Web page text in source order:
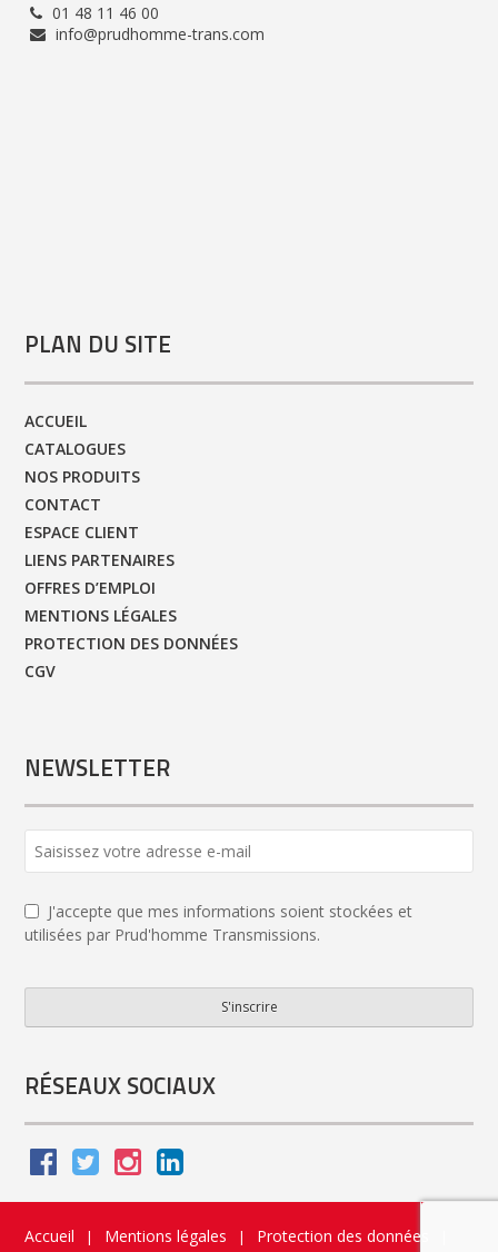
01 48 11 46 00
info@prudhomme-trans.com
PLAN DU SITE
ACCUEIL
CATALOGUES
NOS PRODUITS
CONTACT
ESPACE CLIENT
LIENS PARTENAIRES
OFFRES D’EMPLOI
MENTIONS LÉGALES
PROTECTION DES DONNÉES
CGV
NEWSLETTER
J'accepte que mes informations soient stockées et
utilisées par Prud'homme Transmissions.
S'inscrire
Address *
RÉSEAUX SOCIAUX
Accueil | Mentions légales | Protection des données